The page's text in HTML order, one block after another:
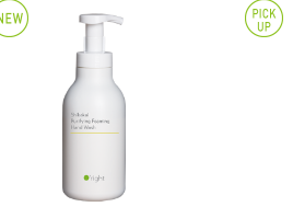
ゴールデンローズ（GR
パープルローズ（PR）